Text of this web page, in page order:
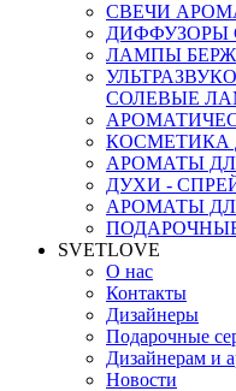
СВЕЧИ
ДИФФУЗОРЫ
ЛАМПЫ БЕРЖЕ
СОЛЕВЫЕ
КОСМЕТИКА
АРОМАТЫ
ДУХИ -
АРОМАТЫ
SVETLOVE
О нас
Контакты
Дизайнеры
Подарочные
Дизайнерам и
Новости